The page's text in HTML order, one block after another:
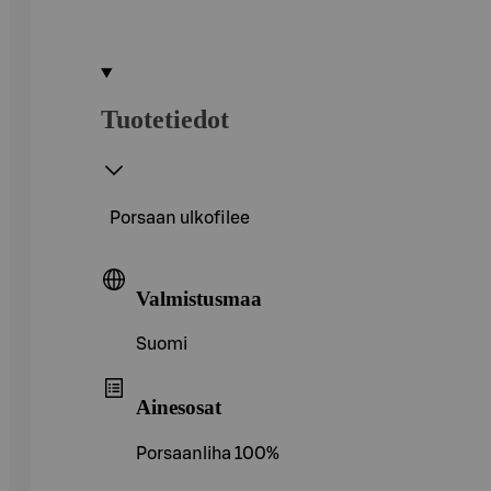
Tuotetiedot
Porsaan ulkofilee
Valmistusmaa
Suomi
Ainesosat
Porsaanliha 100%